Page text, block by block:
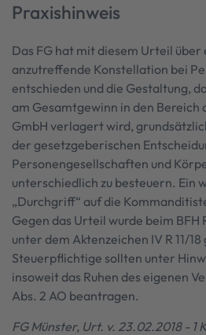
Praxishinweis
Das FG hat mit diesem Urteil über
anzutreffende Konstellation bei
entschieden und die Gestaltung,
am Gesamtgewinn in den
GmbH verlagert wird,
der gesetzgeberischen
Personengesellschaften und
unterschiedlich zu besteuern. Ein
„Durchgriff“ auf die
Gegen das Urteil wurde beim BFH
unter dem Aktenzeichen IV R 11/
Steuerpflichtige sollten unter
insoweit das Ruhen des eigenen
Abs. 2 AO beantragen.
FG Münster, Urt. v. 23.02.2018 - 1